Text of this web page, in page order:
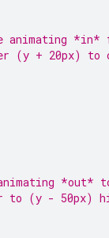
*in*
(y + 20px) to
*out*
to (y - 50px)